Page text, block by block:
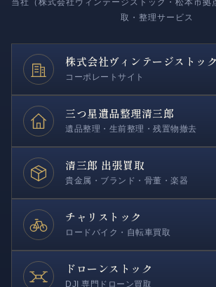
当社（株式会社ヴィンテージストック・松本市拠
取・整理サービス
株式会社ヴィンテージストック
コーポレートサイト
三つ星遺品整理清三郎
遺品整理・生前整理・残置物撤去
清三郎 出張買取
貴金属・ブランド・骨董・楽器
チャリストック
ロードバイク・自転車買取
ドローンストック
DJI 専門ドローン買取